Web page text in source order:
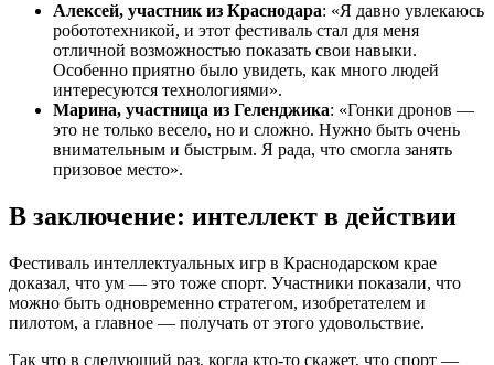
Алексей, участник из Краснодара: «Я давно увлекаюсь
робототехникой, и этот фестиваль стал для меня
отличной возможностью показать свои навыки.
Особенно приятно было увидеть, как много людей
интересуются технологиями».
Марина, участница из Геленджика: «Гонки дронов —
это не только весело, но и сложно. Нужно быть очень
внимательным и быстрым. Я рада, что смогла занять
призовое место».
В заключение: интеллект в действии
Фестиваль интеллектуальных игр в Краснодарском крае
доказал, что ум — это тоже спорт. Участники показали, что
можно быть одновременно стратегом, изобретателем и
пилотом, а главное — получать от этого удовольствие.
Так что в следующий раз, когда кто-то скажет, что спорт —